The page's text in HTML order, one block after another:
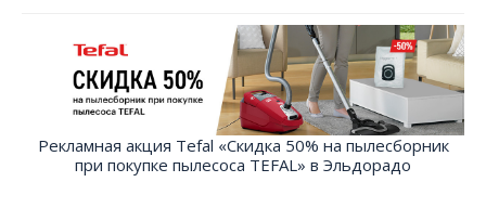
Рекламная акция Tefal «Скидка 50% на пылесборник
при покупке пылесоса TEFAL» в Эльдорадо